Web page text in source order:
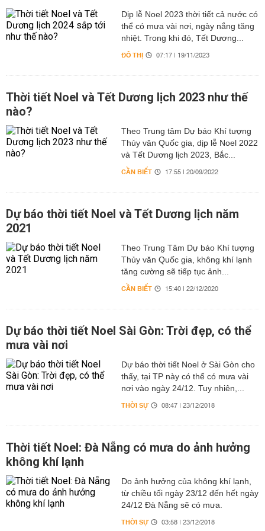
Dịp lễ Noel 2023 thời tiết cả nước có
thể có mưa vài nơi, ngày nắng tăng
nhiệt. Trong khi đó, Tết Dương...
ĐÔ THỊ 07:17 | 19/11/2023
Thời tiết Noel và Tết Dương lịch 2023 như thế
nào?
Theo Trung tâm Dự báo Khí tượng
Thủy văn Quốc gia, dịp lễ Noel 2022
và Tết Dương lịch 2023, Bắc...
CẦN BIẾT 17:55 | 20/09/2022
Dự báo thời tiết Noel và Tết Dương lịch năm
2021
Theo Trung Tâm Dự báo Khí tượng
Thủy văn Quốc gia, không khí lạnh
tăng cường sẽ tiếp tục ảnh...
CẦN BIẾT 15:40 | 22/12/2020
Dự báo thời tiết Noel Sài Gòn: Trời đẹp, có thể
mưa vài nơi
Dự báo thời tiết Noel ở Sài Gòn cho
thấy, tại TP này có thể có mưa vài
nơi vào ngày 24/12. Tuy nhiên,...
THỜI SỰ 08:47 | 23/12/2018
Thời tiết Noel: Đà Nẵng có mưa do ảnh hưởng
không khí lạnh
Do ảnh hưởng của không khí lạnh,
từ chiều tối ngày 23/12 đến hết ngày
24/12 Đà Nẵng sẽ có mưa.
THỜI SỰ 03:58 | 23/12/2018